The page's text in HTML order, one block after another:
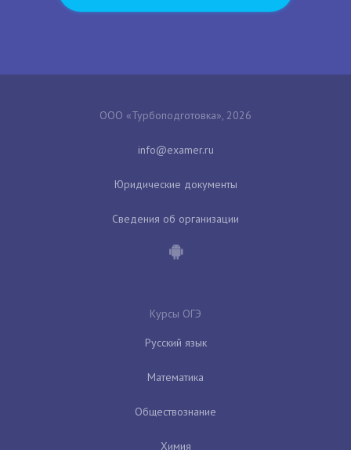
ООО «Турбоподготовка», 2026
Юридические документы
Сведения об организации
Курсы ОГЭ
Русский язык
Математика
Обществознание
Химия